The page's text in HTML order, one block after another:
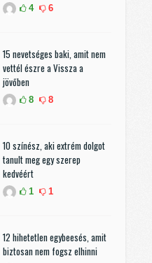
4 6
15 nevetséges baki, amit nem
vettél észre a Vissza a
jövőben
8 8
10 színész, aki extrém dolgot
tanult meg egy szerep
kedvéért
1 1
12 hihetetlen egybeesés, amit
biztosan nem fogsz elhinni